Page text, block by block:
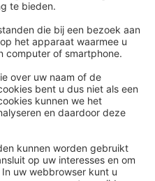
Meer
HR Academy
HR Podcast
CHRO
HR Day